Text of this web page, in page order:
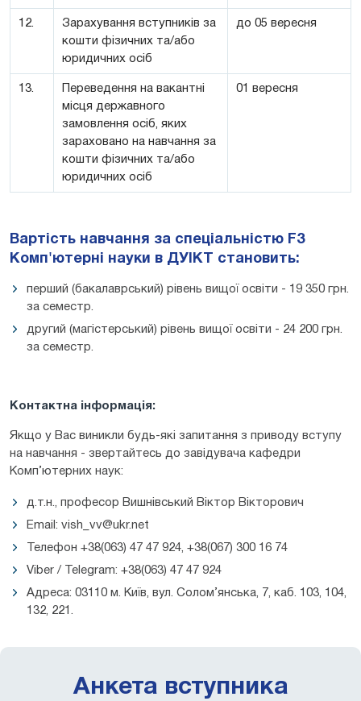
12.
Зарахування вступників за
кошти фізичних та/або
юридичних осіб
до 05 вересня
13.
Переведення на вакантні
місця державного
замовлення осіб, яких
зараховано на навчання за
кошти фізичних та/або
юридичних осіб
01 вересня
Вартість навчання за спеціальністю F3
Комп'ютерні науки в ДУІКТ становить:
перший (бакалаврський) рівень вищої освіти - 19 350 грн.
за семестр.
другий (магістерський) рівень вищої освіти - 24 200 грн.
за семестр.
Контактна інформація:
Якщо у Вас виникли будь-які запитання з приводу вступу
на навчання - звертайтесь до завідувача кафедри
Комп’ютерних наук:
д.т.н., професор Вишнівський Віктор Вікторович
Email: vish_vv@ukr.net
Телефон +38(063) 47 47 924, +38(067) 300 16 74
Viber / Telegram: +38(063) 47 47 924
Адреса: 03110 м. Київ, вул. Солом’янська, 7, каб. 103, 104,
132, 221.
Анкета вступника